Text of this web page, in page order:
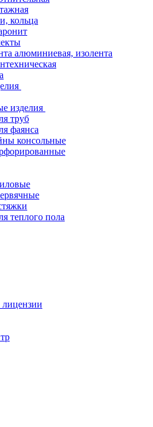
кольца
алюминиевая, изолента
изделия
труб
фаянса
консольные
теплого пола